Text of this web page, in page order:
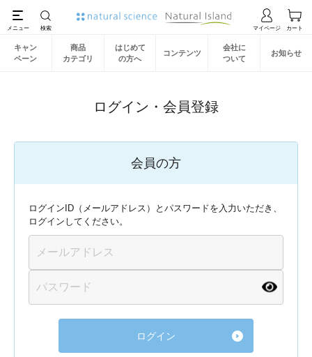
キャン
ペーン
商品
カテゴリ
はじめて
の方へ
コンテンツ
会社に
ついて
お知らせ
ログイン・会員登録
会員の方
ログインID（メールアドレス）とパスワードを入力いただき、
ログインしてください。